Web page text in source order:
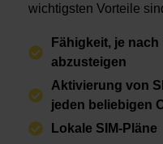
wichtigsten Vorteile
Fähigkeit, je
abzusteigen
Aktivierung von
jeden beliebigen
Lokale SIM-Pläne